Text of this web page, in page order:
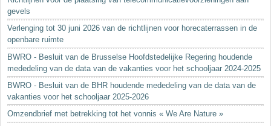
gevels
Verlenging tot 30 juni 2026 van de richtlijnen voor horecaterrassen in de
openbare ruimte
BWRO - Besluit van de Brusselse Hoofdstedelijke Regering houdende
mededeling van de data van de vakanties voor het schooljaar 2024-2025
BWRO - Besluit van de BHR houdende mededeling van de data van de
vakanties voor het schooljaar 2025-2026
Omzendbrief met betrekking tot het vonnis « We Are Nature »